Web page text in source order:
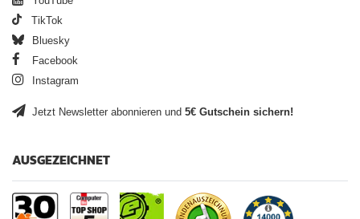
TikTok
Bluesky
Facebook
Instagram
Jetzt Newsletter abonnieren und 5€ Gutschein sichern!
AUSGEZEICHNET